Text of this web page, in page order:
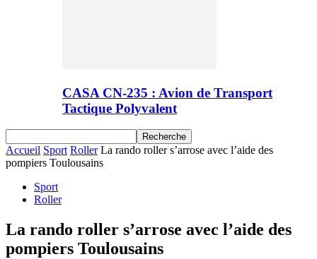
CASA CN-235 : Avion de Transport
Tactique Polyvalent
Accueil Sport Roller La rando roller s’arrose avec l’aide des
pompiers Toulousains
Sport
Roller
La rando roller s’arrose avec l’aide des
pompiers Toulousains